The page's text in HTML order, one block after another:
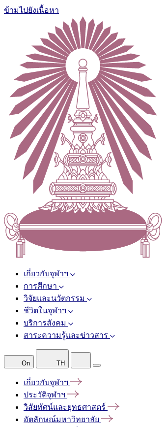
ข้ามไปยังเนื้อหา
เกี่ยวกับจุฬาฯ
การศึกษา
วิจัยและนวัตกรรม
ชีวิตในจุฬาฯ
บริการสังคม
สาระความรู้และข่าวสาร
On TH
เกี่ยวกับจุฬาฯ
ประวัติจุฬาฯ
วิสัยทัศน์และยุทธศาสตร์
อัตลักษณ์มหาวิทยาลัย